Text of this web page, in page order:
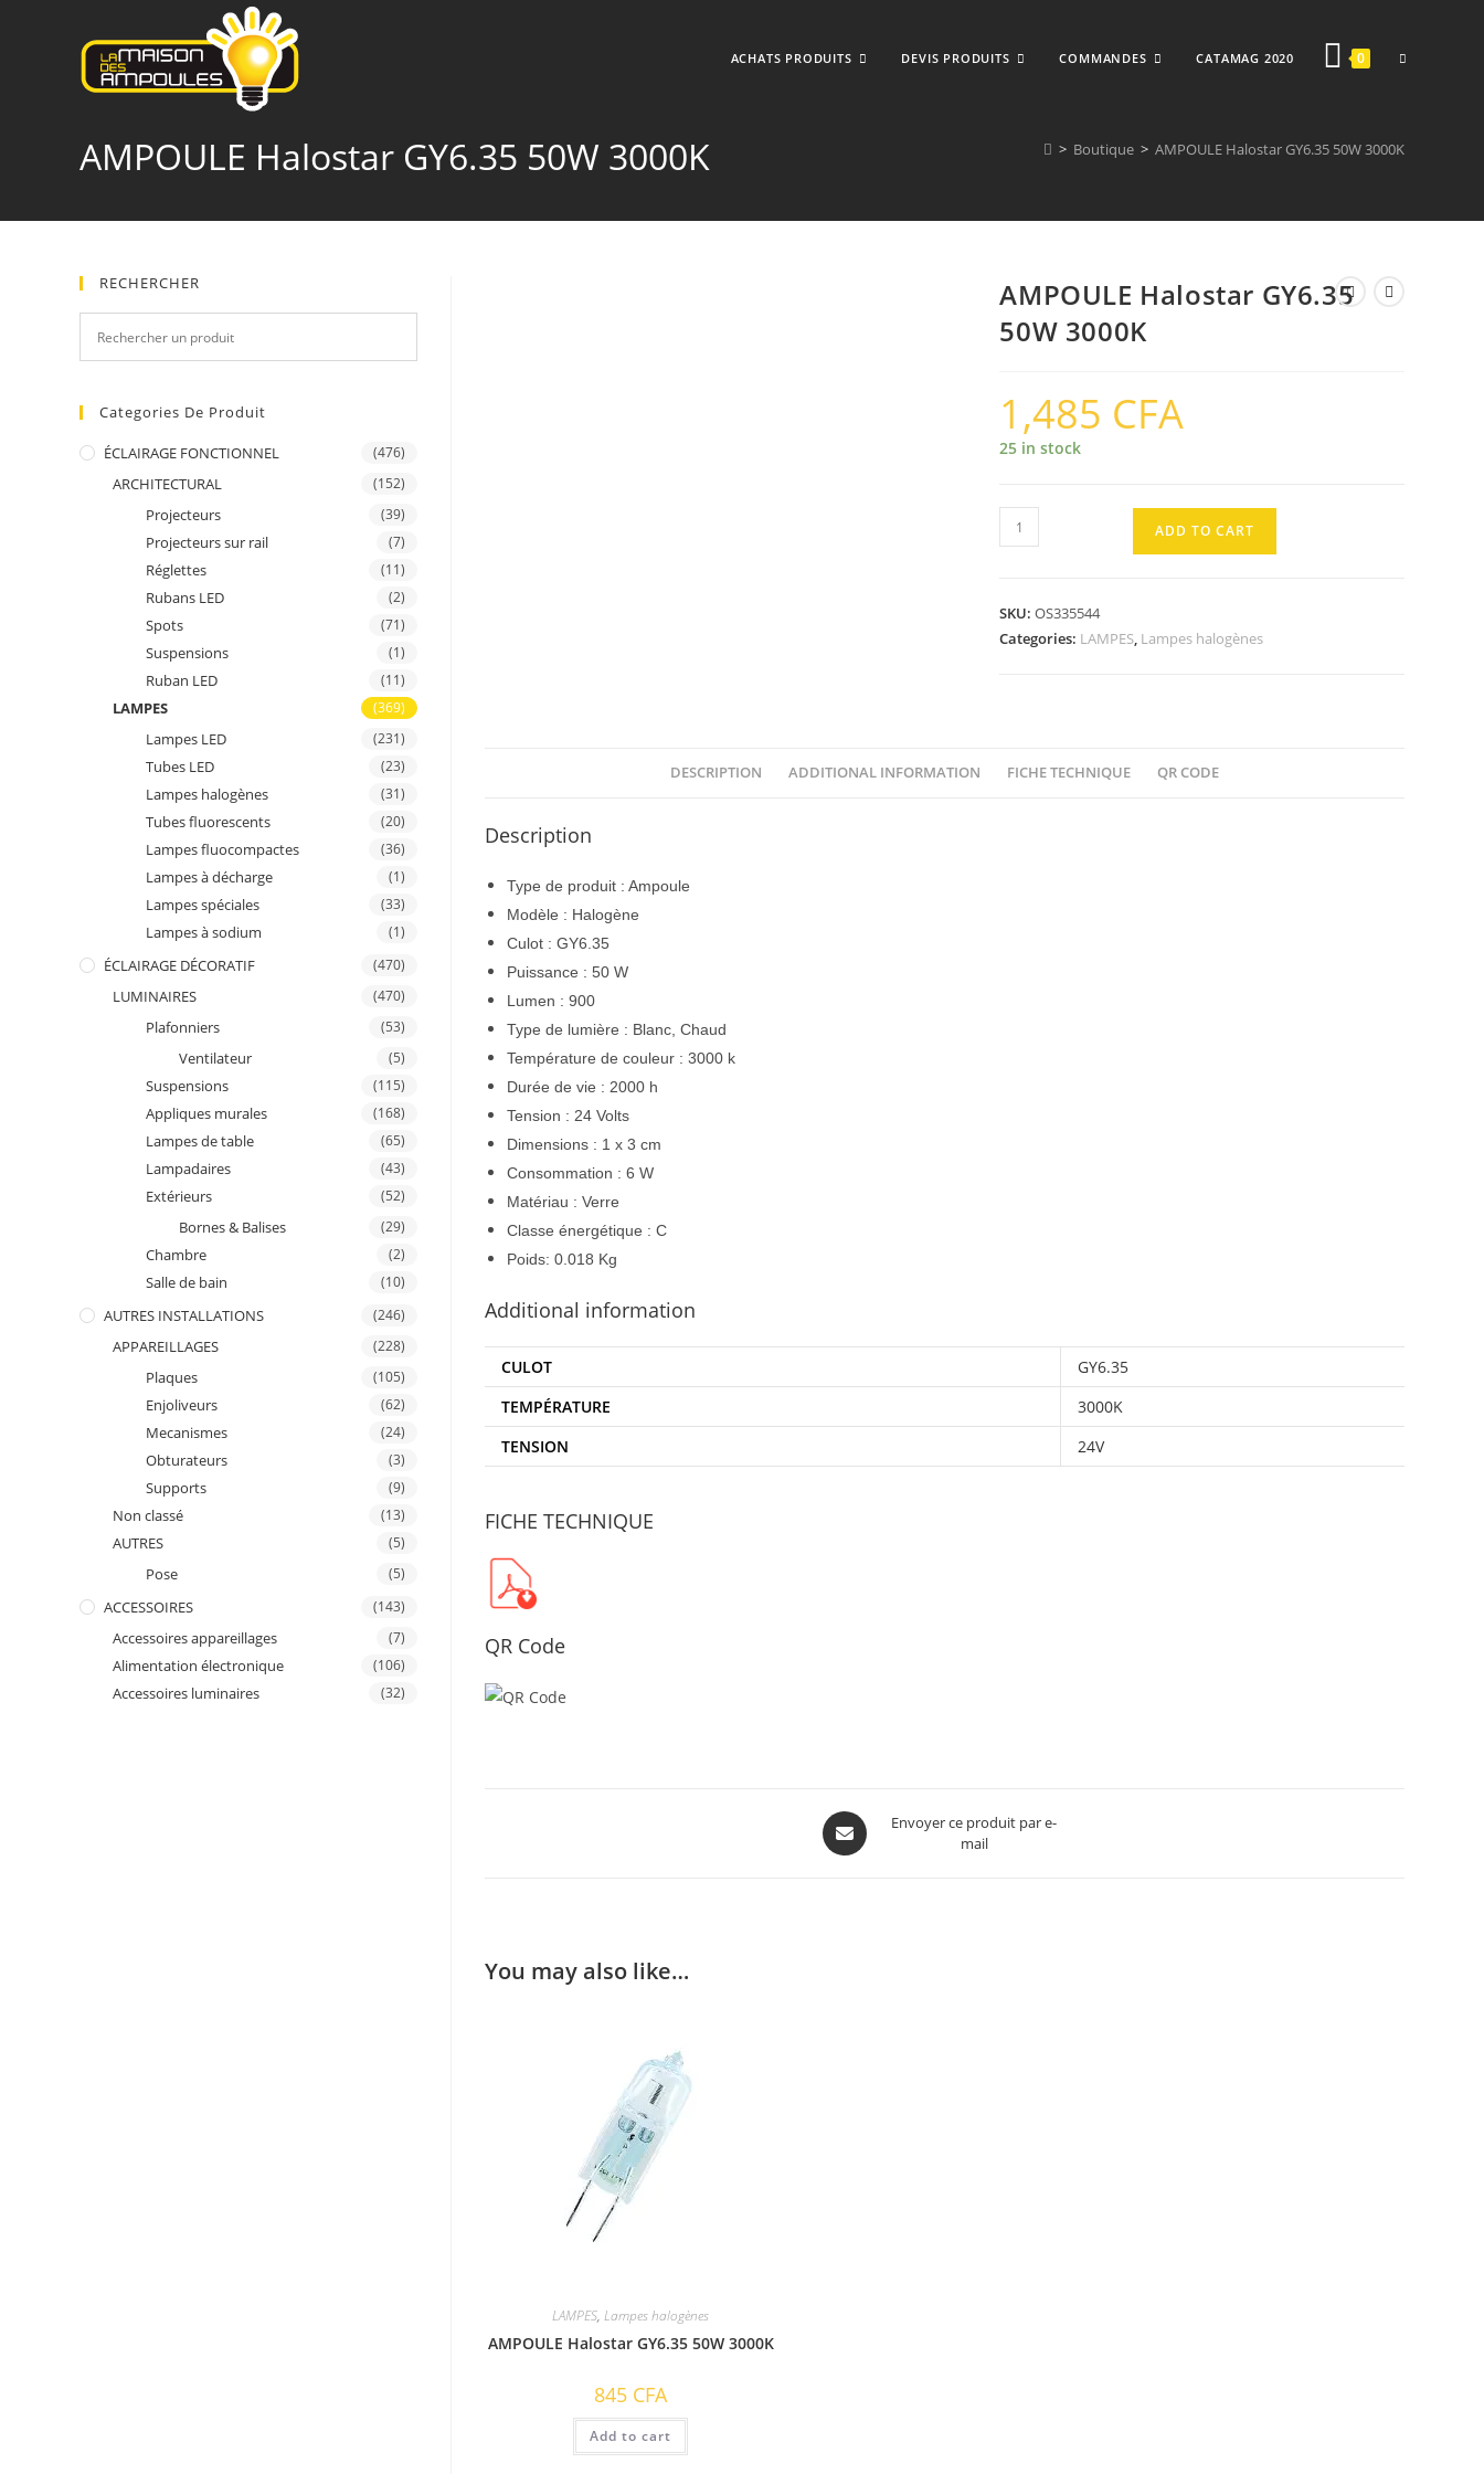
ACHATS PRODUITS DEVIS PRODUITS COMMANDES CATAMAG 2020 0 TOGGLE
AMPOULE Halostar GY6.35 50W 3000K > Boutique > AMPOULE Halostar GY6.35 50W 3000K
AMPOULE Halostar GY6.35
50W 3000K
1,485 CFA
25 in stock
AMPOULE
Halostar
3000K
ADD TO CART
SKU:OS335544
Categories: LAMPES, Lampes halogènes
DESCRIPTION ADDITIONAL INFORMATION FICHE TECHNIQUE QR CODE
Description
Type de produit : Ampoule
Modèle : Halogène
Culot : GY6.35
Puissance : 50 W
Lumen : 900
Type de lumière : Blanc, Chaud
Température de couleur : 3000 k
Durée de vie : 2000 h
Tension : 24 Volts
Dimensions : 1 x 3 cm
Consommation : 6 W
Matériau : Verre
Classe énergétique : C
Poids: 0.018 Kg
Additional information
CULOT
GY6.35
TEMPÉRATURE
3000K
TENSION
24V
FICHE TECHNIQUE
QR Code
Opens
in
Envoyer ce produit par e-
mail
You may also like…
LAMPES,Lampes halogènes
AMPOULE Halostar GY6.35 50W 3000K
845 CFA
Add to cart
RECHERCHER
Categories De Produit
ÉCLAIRAGE FONCTIONNEL (476)
ARCHITECTURAL (152)
Projecteurs (39)
Projecteurs sur rail (7)
Réglettes (11)
Rubans LED (2)
Spots (71)
Suspensions (1)
Ruban LED (11)
LAMPES (369)
Lampes LED (231)
Tubes LED (23)
Lampes halogènes (31)
Tubes fluorescents (20)
Lampes fluocompactes (36)
Lampes à décharge (1)
Lampes spéciales (33)
Lampes à sodium (1)
ÉCLAIRAGE DÉCORATIF (470)
LUMINAIRES (470)
Plafonniers (53)
Ventilateur (5)
Suspensions (115)
Appliques murales (168)
Lampes de table (65)
Lampadaires (43)
Extérieurs (52)
Bornes & Balises (29)
Chambre (2)
Salle de bain (10)
AUTRES INSTALLATIONS (246)
APPAREILLAGES (228)
Plaques (105)
Enjoliveurs (62)
Mecanismes (24)
Obturateurs (3)
Supports (9)
Non classé (13)
AUTRES (5)
Pose (5)
ACCESSOIRES (143)
Accessoires appareillages (7)
Alimentation électronique (106)
Accessoires luminaires (32)